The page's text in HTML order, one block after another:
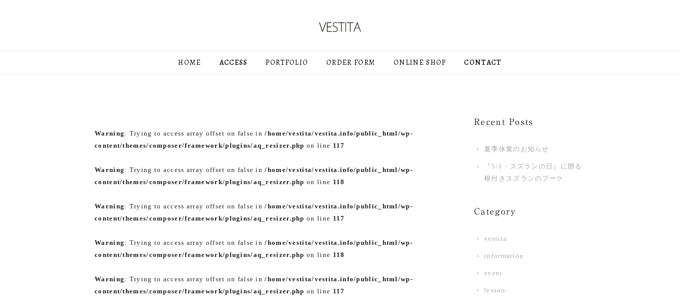
HOME ACCESS PORTFOLIO ORDER FORM ONLINE SHOP CONTACT
Warning : Trying to access array offset on false in/home/vestita/vestita.info/public_html/wp-
content/themes/composer/framework/plugins/aq_resizer.php on line 117
Warning : Trying to access array offset on false in/home/vestita/vestita.info/public_html/wp-
content/themes/composer/framework/plugins/aq_resizer.php on line 118
Warning : Trying to access array offset on false in/home/vestita/vestita.info/public_html/wp-
content/themes/composer/framework/plugins/aq_resizer.php on line 117
Warning : Trying to access array offset on false in/home/vestita/vestita.info/public_html/wp-
content/themes/composer/framework/plugins/aq_resizer.php on line 118
Warning : Trying to access array offset on false in/home/vestita/vestita.info/public_html/wp-
content/themes/composer/framework/plugins/aq_resizer.php on line 117
Recent Posts
夏季休業のお知らせ
『5/1・スズランの日』に贈る
根付きスズランのブーケ
Category
vestita
information
event
lesson